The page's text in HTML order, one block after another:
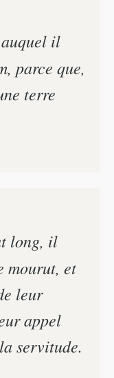
il
parce que,
terre
long, il
mourut, et
leur
appel
servitude.